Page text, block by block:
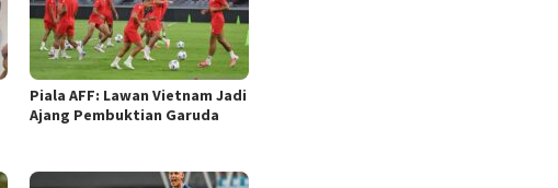
Piala AFF: Lawan Vietnam Jadi
Ajang Pembuktian Garuda